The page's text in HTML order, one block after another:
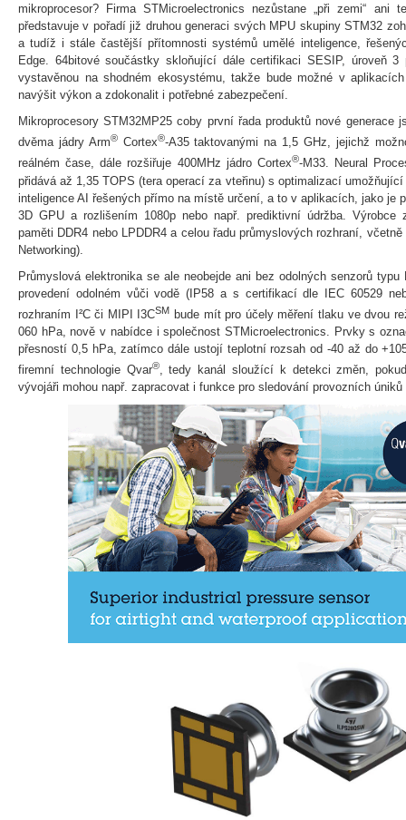
mikroprocesor? Firma STMicroelectronics nezůstane „při zemi“ ani
představuje v pořadí již druhou generaci svých MPU skupiny STM32
a tudíž i stále častější přítomnosti systémů umělé inteligence,
Edge. 64bitové součástky skloňující dále certifikaci SESIP, úroveň 3
vystavěnou na shodném ekosystému, takže bude možné v
navýšit výkon a zdokonalit i potřebné zabezpečení.
Mikroprocesory STM32MP25 coby první řada produktů nové
dvěma jádry Arm®Cortex®-A35 taktovanými na 1,5 GHz, jejichž
reálném čase, dále rozšiřuje 400MHz jádro Cortex®-M33. Neural
přidává až 1,35 TOPS (tera operací za vteřinu) s optimalizací
inteligence AI řešených přímo na místě určení, a to v aplikacích, jako je
3D GPU a rozlišením 1080p nebo např. prediktivní údržba. Výrobce
paměti DDR4 nebo LPDDR4 a celou řadu průmyslových rozhraní,
Networking).
Průmyslová elektronika se ale neobejde ani bez odolných senzorů
provedení odolném vůči vodě (IP58 a s certifikací dle IEC 60529
rozhraním I²C či MIPI I3CSM bude mít pro účely měření tlaku ve dvou
060 hPa, nově v nabídce i společnost STMicroelectronics. Prvky s
přesností 0,5 hPa, zatímco dále ustojí teplotní rozsah od -40 až do
firemní technologie Qvar®, tedy kanál sloužící k detekci změn,
vývojáři mohou např. zapracovat i funkce pro sledování provozních úniků